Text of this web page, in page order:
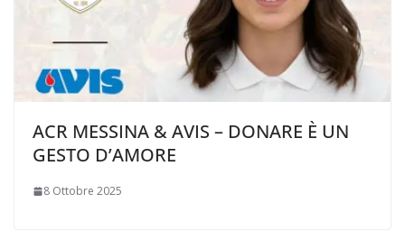
ACR MESSINA & AVIS – DONARE È UN
GESTO D’AMORE
8 Ottobre 2025